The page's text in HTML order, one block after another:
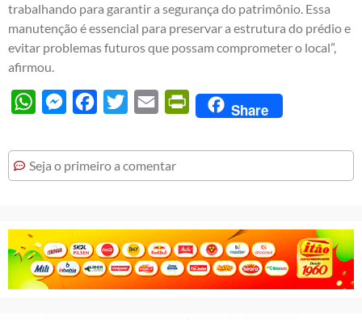
trabalhando para garantir a segurança do patrimônio. Essa
manutenção é essencial para preservar a estrutura do prédio e
evitar problemas futuros que possam comprometer o local”,
afirmou.
WhatsAppMessengerFacebook
Twitter Email PrintFriendly
Share
Seja o primeiro a comentar